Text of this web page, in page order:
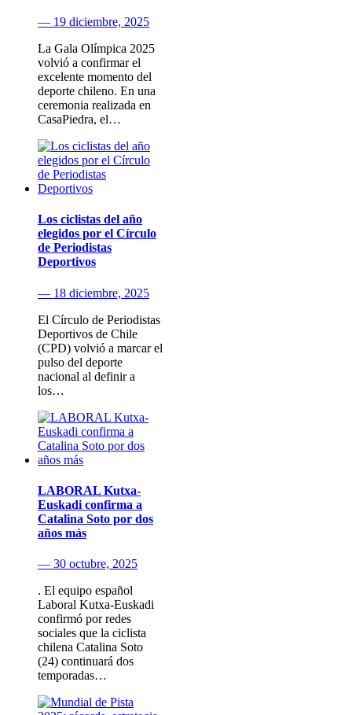
— 19 diciembre, 2025
La Gala Olímpica 2025
volvió a confirmar el
excelente momento del
deporte chileno. En una
ceremonia realizada en
CasaPiedra, el…
Los ciclistas del año
elegidos por el Círculo
de Periodistas
Deportivos
— 18 diciembre, 2025
El Círculo de Periodistas
Deportivos de Chile
(CPD) volvió a marcar el
pulso del deporte
nacional al definir a
los…
LABORAL Kutxa-
Euskadi confirma a
Catalina Soto por dos
años más
— 30 octubre, 2025
. El equipo español
Laboral Kutxa-Euskadi
confirmó por redes
sociales que la ciclista
chilena Catalina Soto
(24) continuará dos
temporadas…